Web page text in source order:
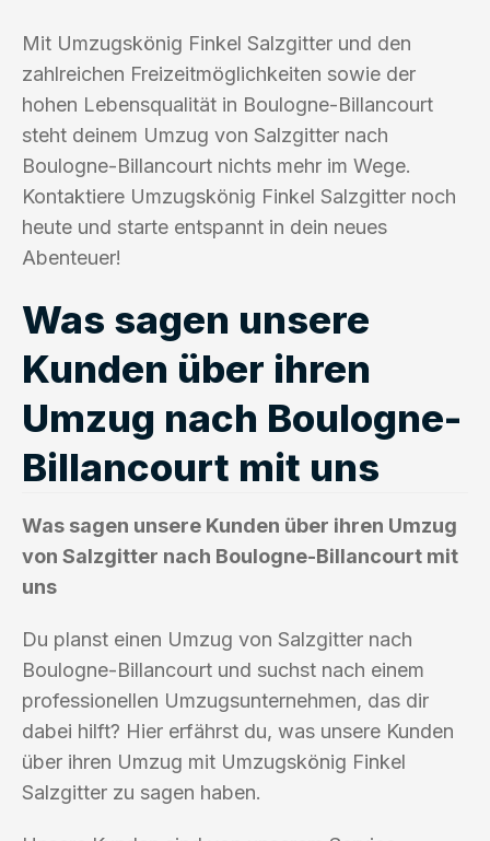
Mit Umzugskönig Finkel Salzgitter und den
zahlreichen Freizeitmöglichkeiten sowie der
hohen Lebensqualität in Boulogne-Billancourt
steht deinem Umzug von Salzgitter nach
Boulogne-Billancourt nichts mehr im Wege.
Kontaktiere Umzugskönig Finkel Salzgitter noch
heute und starte entspannt in dein neues
Abenteuer!
Was sagen unsere
Kunden über ihren
Umzug nach Boulogne-
Billancourt mit uns
Was sagen unsere Kunden über ihren Umzug
von Salzgitter nach Boulogne-Billancourt mit
uns
Du planst einen Umzug von Salzgitter nach
Boulogne-Billancourt und suchst nach einem
professionellen Umzugsunternehmen, das dir
dabei hilft? Hier erfährst du, was unsere Kunden
über ihren Umzug mit Umzugskönig Finkel
Salzgitter zu sagen haben.